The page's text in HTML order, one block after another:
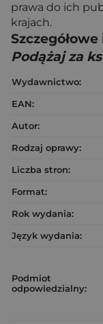
prawa do ich
krajach.
Podążaj za
Wydawnictwo:
EAN:
Autor:
Rodzaj oprawy:
Liczba stron:
Format:
Rok wydania:
Język wydania:
Podmiot
odpowiedzialny: